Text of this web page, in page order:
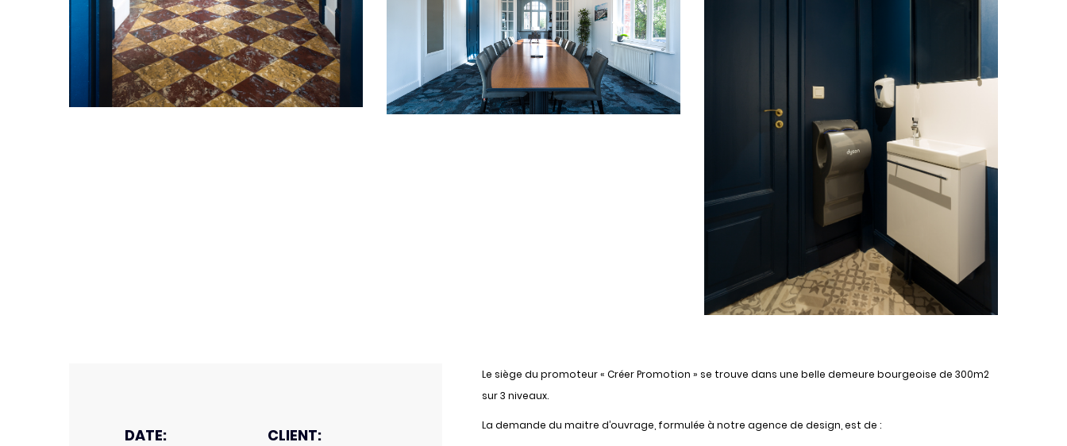
DATE: CLIENT:
Le siège du promoteur « Créer Promotion » se trouve dans une belle demeure bourgeoise de 300m2
sur 3 niveaux.
La demande du maitre d’ouvrage, formulée à notre agence de design, est de :